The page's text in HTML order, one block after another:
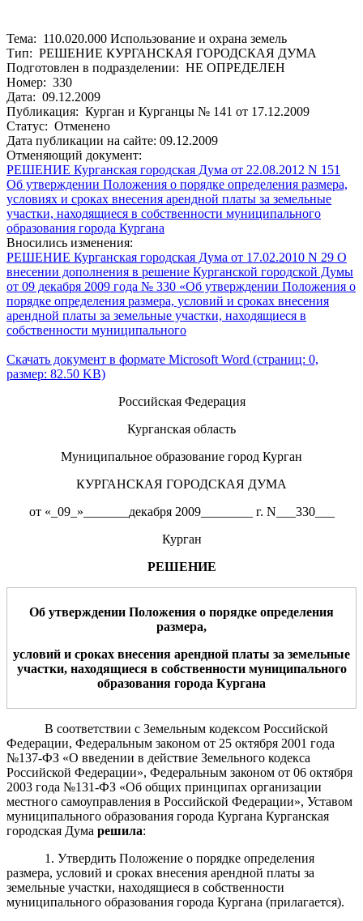
Тема: 110.020.000 Использование и охрана земель
Тип: РЕШЕНИЕ КУРГАНСКАЯ ГОРОДСКАЯ ДУМА
Подготовлен в подразделении: НЕ ОПРЕДЕЛЕН
Номер: 330
Дата: 09.12.2009
Публикация: Курган и Курганцы № 141 от 17.12.2009
Статус: Отменено
Дата публикации на сайте: 09.12.2009
Отменяющий документ:
РЕШЕНИЕ Курганская городская Дума от 22.08.2012 N 151
Об утверждении Положения о порядке определения размера,
условиях и сроках внесения арендной платы за земельные
участки, находящиеся в собственности муниципального
образования города Кургана
Вносились изменения:
РЕШЕНИЕ Курганская городская Дума от 17.02.2010 N 29 О
внесении дополнения в решение Курганской городской Думы
от 09 декабря 2009 года № 330 «Об утверждении Положения о
порядке определения размера, условий и сроках внесения
арендной платы за земельные участки, находящиеся в
собственности муниципального
Скачать документ в формате Microsoft Word (страниц: 0,
размер: 82.50 KB)
Российская Федерация
Курганская область
Муниципальное образование город Курган
КУРГАНСКАЯ ГОРОДСКАЯ ДУМА
от «_09_»_______декабря 2009________ г. N___330___
Курган
РЕШЕНИЕ
Об утверждении Положения о порядке определения
размера,
условий и сроках внесения арендной платы за земельные
участки, находящиеся в собственности муниципального
образования города Кургана
В соответствии с Земельным кодексом Российской
Федерации, Федеральным законом от 25 октября 2001 года
№137-ФЗ «О введении в действие Земельного кодекса
Российской Федерации», Федеральным законом от 06 октября
2003 года №131-ФЗ «Об общих принципах организации
местного самоуправления в Российской Федерации», Уставом
муниципального образования города Кургана Курганская
городская Дума решила:
1. Утвердить Положение о порядке определения
размера, условий и сроках внесения арендной платы за
земельные участки, находящиеся в собственности
муниципального образования города Кургана (прилагается).